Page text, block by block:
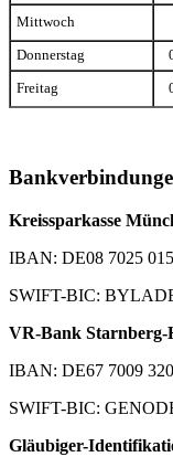
Mittwoch
Donnerstag
Freitag
Kreissparkasse
IBAN: DE08 7025
SWIFT-BIC:
VR-Bank Starnberg-
IBAN: DE67 7009
SWIFT-BIC:
Gläubiger-